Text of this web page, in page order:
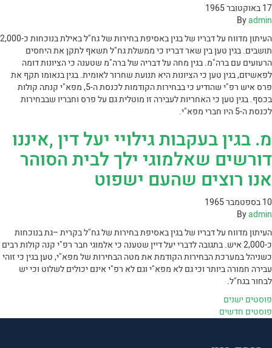
17 באוקטובר 1965
Byadmin
העיתון מדווח על דבריו של בגין באסיפת בחירות של גח"ל באילת בנוכחות כ-2,000
תושבים. בגין טען בין שאר דבריו כי ממשלת גח"ל תשאף לתקן את היחסים
הרעועים עם ברה"מ. בגין מחה על דבריה של ברה"מ שטענה כי הציונות דומה
לפאשיזם, בגין טען כי הציונות היא תנועת שחרור לאומית. בגין בנאומו תקף את
פרס איש רפ"י שהודיע כי בבחירות הקודמות לכנסת ה-5, מפא"י קנתה קולות
בכסף. בגין טען כי האחריות לעבירה זו מוטלית גם על פרס וחבריו שבבחירות
לכנסת ה-5 היו חברי מפא"י.
מ. בגין בעקבות גילויי יעל דין ,איננו
דורשים שאלמוגי ילך לבית הסוהר
אנו רוצים שהעם ישפוט
10 בספטמבר 1965
Byadmin
העיתון מדווח על דבריו של בגין באסיפת בחירות של גח"ל בקרית –גת בנוכחות
כ-2,000 איש. בתגובה לדברי יעל דיין שטענה כי אלמוגי חבר רפ"י קנה קולות רבים
כשניהל במערכת הבחירות הקודמת את מטה הבחירות של מפא"י, טען בגין כי זוהי
עבירה חמורה ביותר וכי גם לא מפא"י וגם לא רפ"י אינם יכולים לשלוט וכי יש
לבחור בגח"ל.
ניווט
פוסטים ישנים
פוסטים חדשים